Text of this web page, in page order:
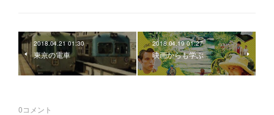
2018.04.21 01:30
東京の電車
2018.04.19 01:27
映画からも学ぶ
0コメント